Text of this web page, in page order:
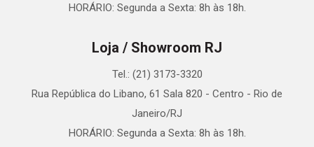
HORÁRIO: Segunda a Sexta: 8h às 18h.
Loja / Showroom RJ
Tel.: (21) 3173-3320
Rua República do Libano, 61 Sala 820 - Centro - Rio de
Janeiro/RJ
HORÁRIO: Segunda a Sexta: 8h às 18h.